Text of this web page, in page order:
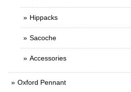
Hippacks
Sacoche
Accessories
Oxford Pennant